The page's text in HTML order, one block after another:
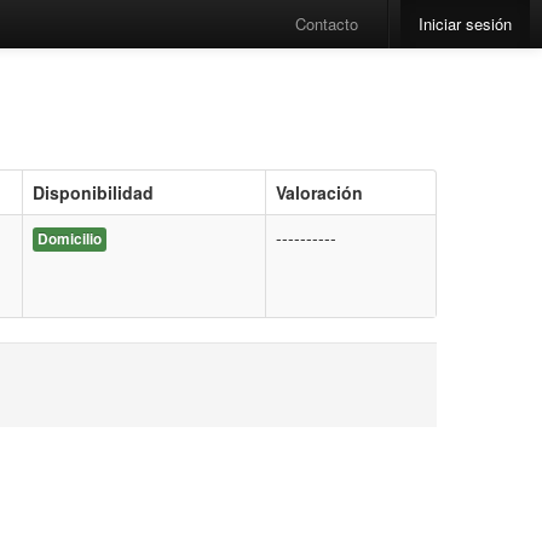
Contacto Iniciar sesión
Disponibilidad Valoración
Domicilio ----------